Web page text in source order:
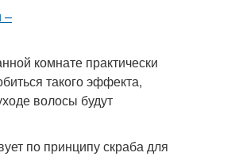
комнате практически
такого эффекта,
волосы будут
по принципу скраба для